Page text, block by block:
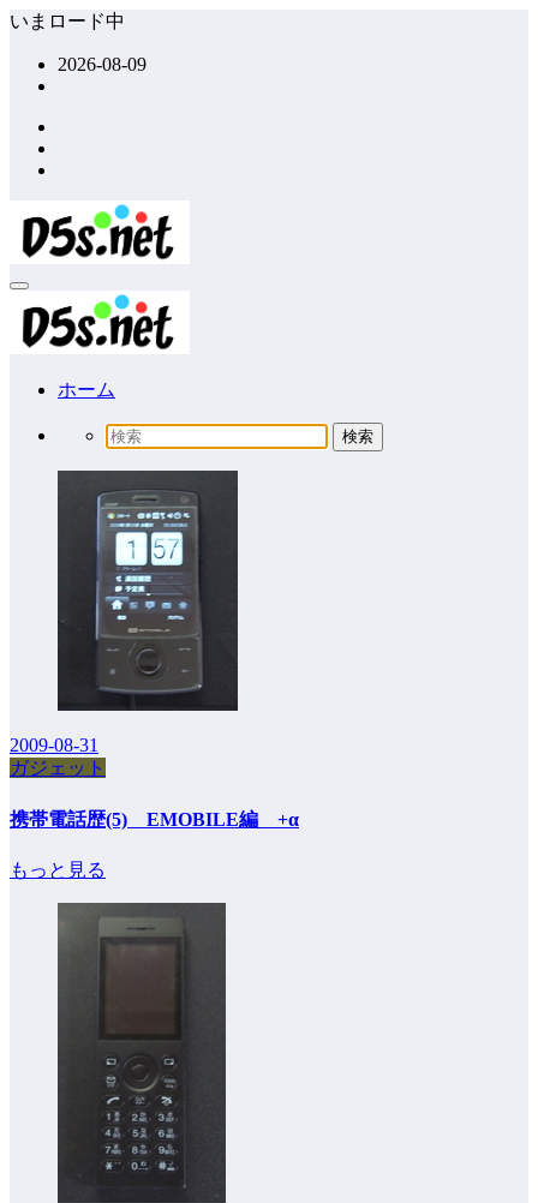
コ
ッ
プ
いまロード中
2026-08-09
ホーム
2009-08-31
ガジェット
携帯電話歴(5) EMOBILE編 +α
もっと見る